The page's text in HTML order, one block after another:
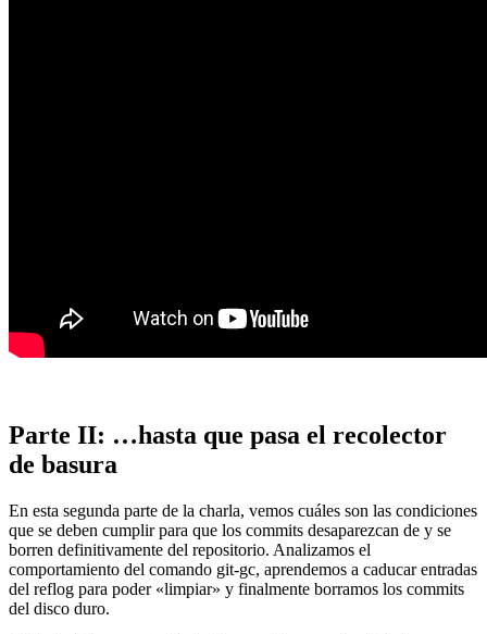
Parte II: …hasta que pasa el recolector
de basura
En esta segunda parte de la charla, vemos cuáles son las condiciones
que se deben cumplir para que los commits desaparezcan de y se
borren definitivamente del repositorio. Analizamos el
comportamiento del comando git-gc, aprendemos a caducar entradas
del reflog para poder «limpiar» y finalmente borramos los commits
del disco duro.